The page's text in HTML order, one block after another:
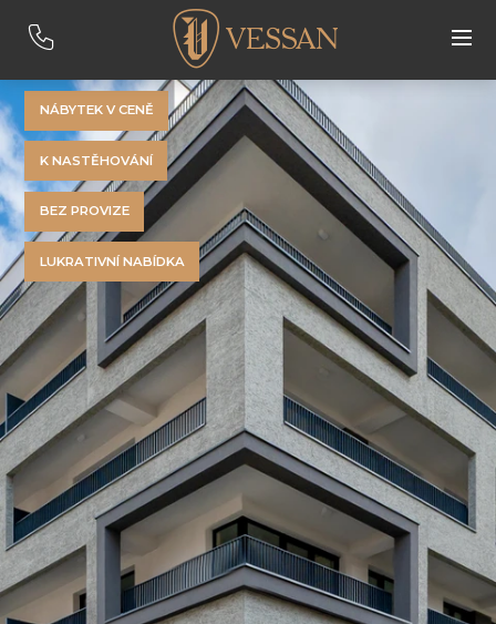
NÁBYTEK V CENĚ
K NASTĚHOVÁNÍ
BEZ PROVIZE
LUKRATIVNÍ NABÍDKA